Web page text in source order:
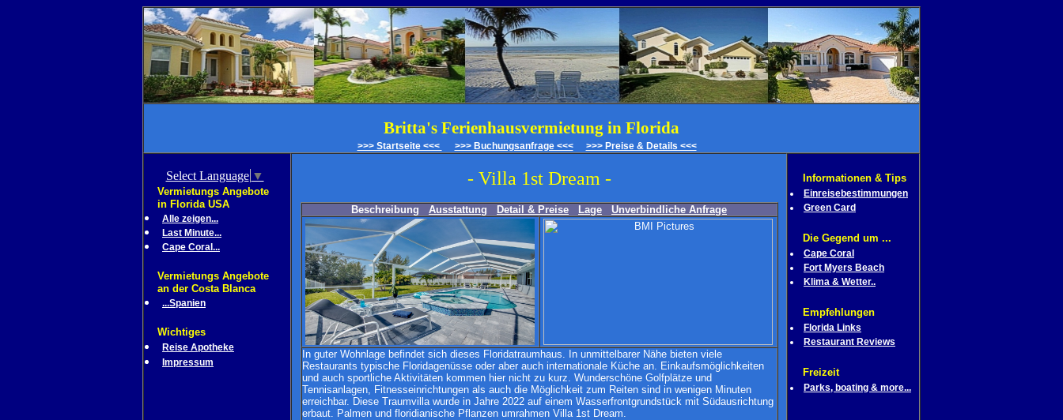
Britta's Ferienhausvermietung in Florida
>>> Startseite <<< >>> Buchungsanfrage <<< >>> Preise & Details <<<
Select Language ▼
Vermietungs Angebote
in Florida USA
Alle zeigen...
Last Minute...
Cape Coral...
Vermietungs Angebote
an der Costa Blanca
...Spanien
Wichtiges
Reise Apotheke
Impressum
- Villa 1st Dream -
Beschreibung Ausstattung Detail & Preise Lage Unverbindliche Anfrage
In guter Wohnlage befindet sich dieses Floridatraumhaus. In unmittelbarer Nähe bieten viele
Restaurants typische Floridagenüsse oder aber auch internationale Küche an. Einkaufsmöglichkeiten
und auch sportliche Aktivitäten kommen hier nicht zu kurz. Wunderschöne Golfplätze und
Tennisanlagen, Fitnesseinrichtungen als auch die Möglichkeit zum Reiten sind in wenigen Minuten
erreichbar. Diese Traumvilla wurde in Jahre 2022 auf einem Wasserfrontgrundstück mit Südausrichtung
erbaut. Palmen und floridianische Pflanzen umrahmen Villa 1st Dream.
Informationen & Tips
Einreisebestimmungen
Green Card
Die Gegend um ...
Cape Coral
Fort Myers Beach
Klima & Wetter..
Empfehlungen
Florida Links
Restaurant Reviews
Freizeit
Parks, boating & more...